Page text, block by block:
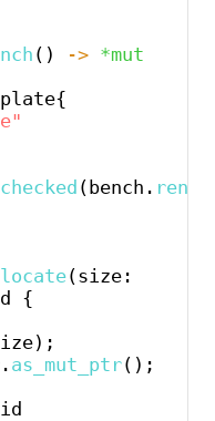
() -> *mut
(bench.
as_mut_ptr